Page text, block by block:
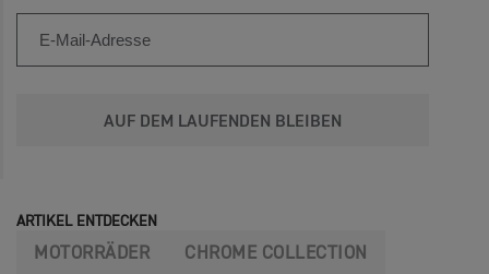
AUF DEM LAUFENDEN BLEIBEN
ARTIKEL ENTDECKEN
MOTORRÄDER CHROME COLLECTION